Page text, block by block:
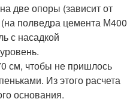
две опоры (зависит от
полведра цемента М400
с насадкой
см, чтобы не пришлось
Из этого расчета
основания.